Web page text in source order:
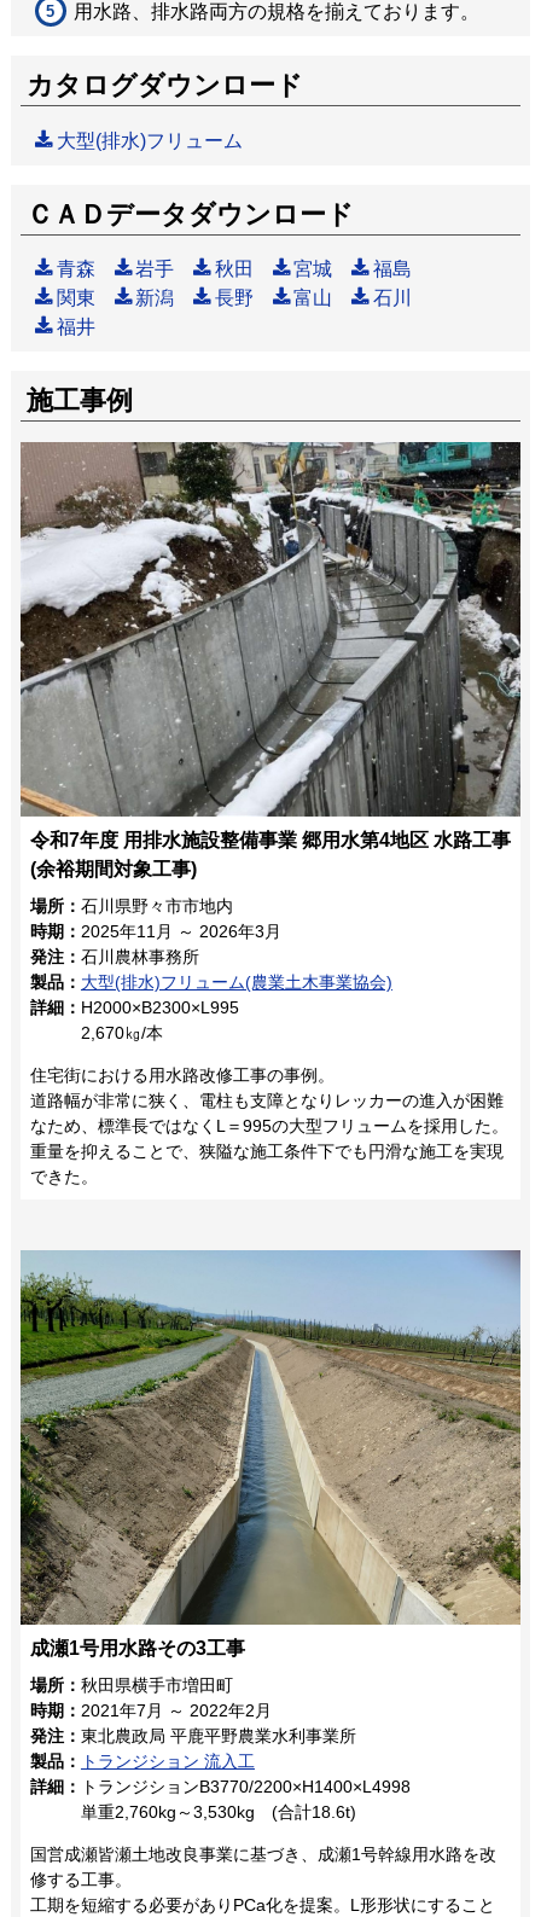
用水路、排水路両方の規格を揃えております。
カタログダウンロード
大型(排水)フリューム
ＣＡＤデータダウンロード
青森 岩手 秋田 宮城
福島
関東
新潟 長野 富山
石川
福井
施工事例
令和7年度 用排水施設整備事業 郷用水第4地区 水路工事
(余裕期間対象工事)
場所： 石川県野々市市地内
時期： 2025年11月 ～ 2026年3月
発注： 石川農林事務所
製品： 大型(排水)フリューム(農業土木事業協会)
詳細： H2000×B2300×L995
2,670㎏/本
住宅街における用水路改修工事の事例。
道路幅が非常に狭く、電柱も支障となりレッカーの進入が困難
なため、標準長ではなくL＝995の大型フリュームを採用した。
重量を抑えることで、狭隘な施工条件下でも円滑な施工を実現
できた。
成瀬1号用水路その3工事
場所： 秋田県横手市増田町
時期： 2021年7月 ～ 2022年2月
発注： 東北農政局 平鹿平野農業水利事業所
製品：
トランジション 流入工
詳細：
トランジションB3770/2200×H1400×L4998
単重2,760kg～3,530kg (合計18.6t)
国営成瀬皆瀬土地改良事業に基づき、成瀬1号幹線用水路を改
修する工事。
工期を短縮する必要がありPCa化を提案。L形形状にすること